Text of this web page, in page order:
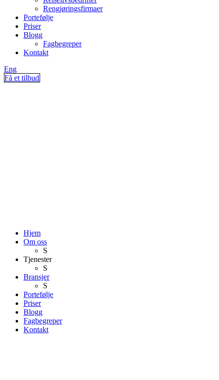
Rengjøringsfirmaer
Portefølje
Priser
Blogg
Fagbegreper
Kontakt
Eng
Få et tilbud
Hjem
Om oss
S
Tjenester
S
Bransjer
S
Portefølje
Priser
Blogg
Fagbegreper
Kontakt